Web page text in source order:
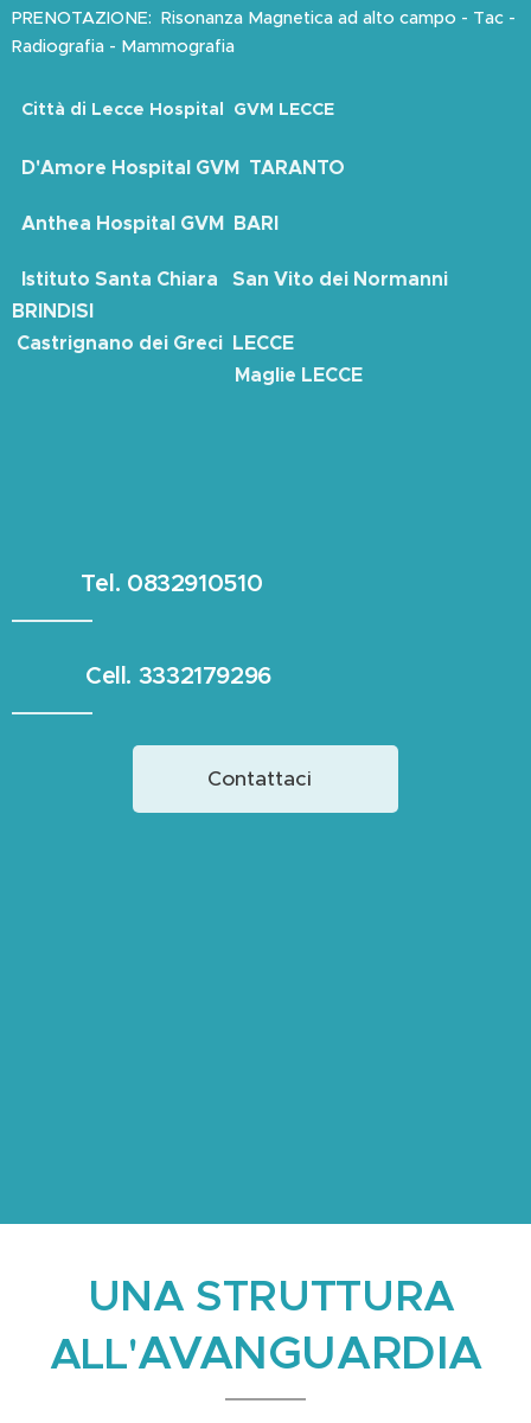
PRENOTAZIONE: Risonanza Magnetica ad alto campo - Tac -
Radiografia - Mammografia
Città di Lecce Hospital GVM LECCE
D'Amore Hospital GVM TARANTO
Anthea Hospital GVM BARI
Istituto Santa Chiara San Vito dei Normanni
BRINDISI
Castrignano dei Greci LECCE
Maglie LECCE
Tel. 0832910510
Cell. 3332179296
Contattaci
UNA STRUTTURA
ALL'AVANGUARDIA